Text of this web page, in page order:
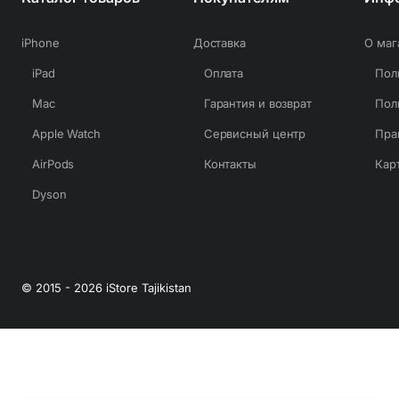
iPhone
iPad
Mac
Apple Watch
AirPods
Dyson
Доставка
Оплата
Гарантия и возврат
Сервисный центр
Контакты
О
© 2015 - 2026 iStore Tajikistan